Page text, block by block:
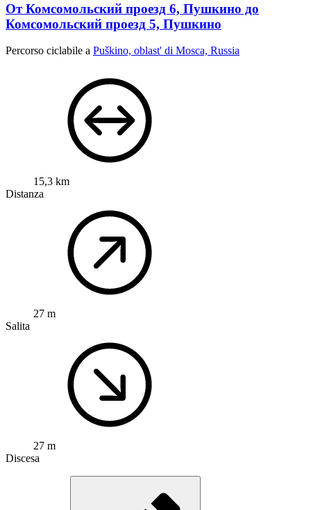
От Комсомольский проезд 6, Пушкино до
Комсомольский проезд 5, Пушкино
Percorso ciclabile a Puškino, oblast' di Mosca, Russia
15,3 km
Distanza
27 m
Salita
27 m
Discesa